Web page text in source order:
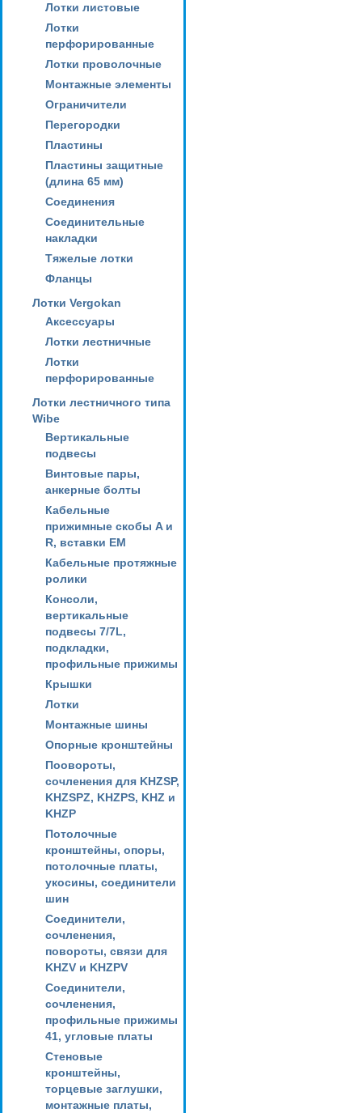
Лотки листовые
Лотки
перфорированные
Лотки проволочные
Монтажные элементы
Ограничители
Перегородки
Пластины
Пластины защитные
(длина 65 мм)
Соединения
Соединительные
накладки
Тяжелые лотки
Фланцы
Лотки Vergokan
Аксессуары
Лотки лестничные
Лотки
перфорированные
Лотки лестничного типа
Wibe
Вертикальные
подвесы
Винтовые пары,
анкерные болты
Кабельные
прижимные скобы A и
R, вставки EM
Кабельные протяжные
ролики
Консоли,
вертикальные
подвесы 7/7L,
подкладки,
профильные прижимы
Крышки
Лотки
Монтажные шины
Опорные кронштейны
Поовороты,
сочленения для KHZSP,
KHZSPZ, KHZPS, KHZ и
KHZP
Потолочные
кронштейны, опоры,
потолочные платы,
укосины, соединители
шин
Соединители,
сочленения,
повороты, связи для
KHZV и KHZPV
Соединители,
сочленения,
профильные прижимы
41, угловые платы
Стеновые
кронштейны,
торцевые заглушки,
монтажные платы,